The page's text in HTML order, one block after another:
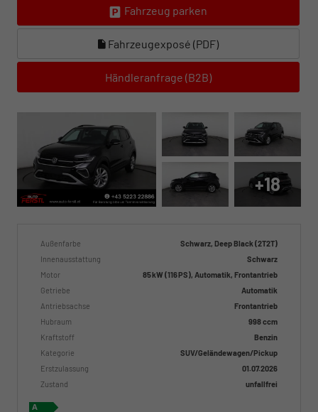
Fahrzeug parken
Fahrzeugexposé (PDF)
Händleranfrage (B2B)
+18
Außenfarbe
Schwarz, Deep Black (2T2T)
Innenausstattung
Schwarz
Motor
85 kW (116 PS), Automatik, Frontantrieb
Getriebe
Automatik
Antriebsachse
Frontantrieb
Hubraum
998 ccm
Kraftstoff
Benzin
Kategorie
SUV/Geländewagen/Pickup
Erstzulassung
01.07.2026
Zustand
unfallfrei